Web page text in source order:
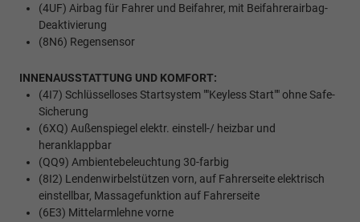
(4UF) Airbag für Fahrer und Beifahrer, mit Beifahrerairbag-
Deaktivierung
(8N6) Regensensor
INNENAUSSTATTUNG UND KOMFORT:
(4I7) Schlüsselloses Startsystem ""Keyless Start"" ohne Safe-
Sicherung
(6XQ) Außenspiegel elektr. einstell-/ heizbar und
heranklappbar
(QQ9) Ambientebeleuchtung 30-farbig
(8I2) Lendenwirbelstützen vorn, auf Fahrerseite elektrisch
einstellbar, Massagefunktion auf Fahrerseite
(6E3) Mittelarmlehne vorne